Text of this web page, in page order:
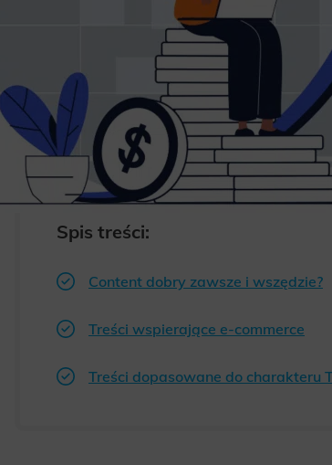
Spis treści:
Content dobry zawsze i wszędzie?
Treści wspierające e-commerce
Treści dopasowane do charakteru